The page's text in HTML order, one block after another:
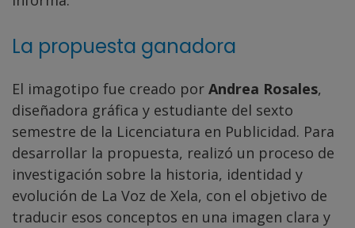
La propuesta ganadora
El imagotipo fue creado por Andrea Rosales,
diseñadora gráfica y estudiante del sexto
semestre de la Licenciatura en Publicidad. Para
desarrollar la propuesta, realizó un proceso de
investigación sobre la historia, identidad y
evolución de La Voz de Xela, con el objetivo de
traducir esos conceptos en una imagen clara y